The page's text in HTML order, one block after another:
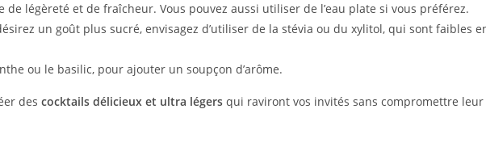
de légèreté et de fraîcheur. Vous pouvez aussi utiliser de l’eau plate si vous préférez.
un goût plus sucré, envisagez d’utiliser de la stévia ou du xylitol, qui sont faibles
ou le basilic, pour ajouter un soupçon d’arôme.
des cocktails délicieux et ultra légers qui raviront vos invités sans compromettre leur